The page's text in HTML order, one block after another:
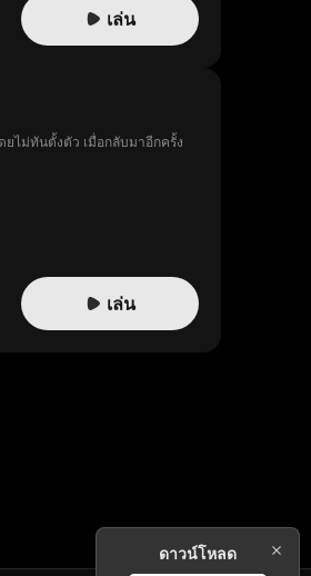
เล่น
ไม่ทันตั้งตัว เมื่อกลับมาอีกครั้ง
เล่น
ดาวน์โหลด